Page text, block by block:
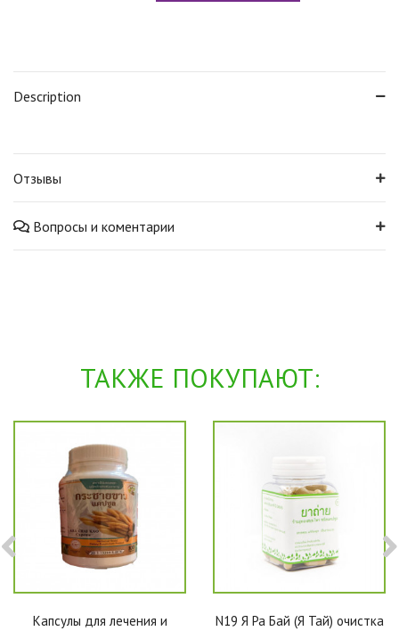
Description
Отзывы
Вопросы и коментарии
ТАКЖЕ ПОКУПАЮТ:
Капсулы для лечения и
N19 Я Ра Бай (Я Тай) очистка